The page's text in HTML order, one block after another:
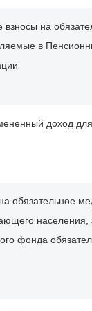
взносы на
в
доход
обязательное
фонда